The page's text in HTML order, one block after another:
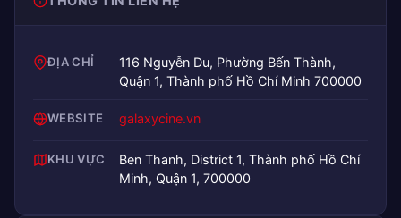
ĐỊA CHỈ
116 Nguyễn Du, Phường Bến Thành,
Quận 1, Thành phố Hồ Chí Minh 700000
WEBSITE galaxycine.vn
KHU VỰC
Ben Thanh, District 1, Thành phố Hồ Chí
Minh, Quận 1, 700000